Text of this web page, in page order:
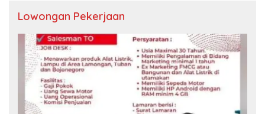
Lowongan Pekerjaan